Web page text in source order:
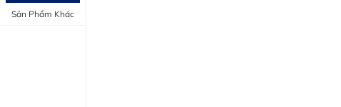
Sản Phẩm Khác